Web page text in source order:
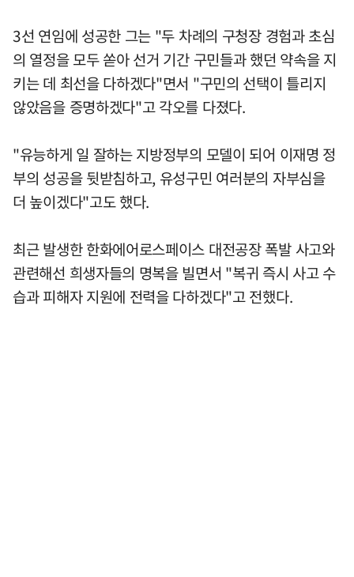
3선 연임에 성공한 그는 "두 차례의 구청장 경험과 초심
의 열정을 모두 쏟아 선거 기간 구민들과 했던 약속을 지
키는 데 최선을 다하겠다"면서 "구민의 선택이 틀리지
않았음을 증명하겠다"고 각오를 다졌다.
"유능하게 일 잘하는 지방정부의 모델이 되어 이재명 정
부의 성공을 뒷받침하고, 유성구민 여러분의 자부심을
더 높이겠다"고도 했다.
최근 발생한 한화에어로스페이스 대전공장 폭발 사고와
관련해선 희생자들의 명복을 빌면서 "복귀 즉시 사고 수
습과 피해자 지원에 전력을 다하겠다"고 전했다.